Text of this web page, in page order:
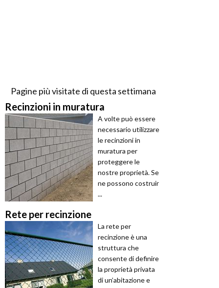
Pagine più visitate di questa settimana
Recinzioni in muratura
A volte può essere
necessario utilizzare
le recinzioni in
muratura per
proteggere le
nostre proprietà. Se
ne possono costruir
...
Rete per recinzione
La rete per
recinzione è una
struttura che
consente di definire
la proprietà privata
di un’abitazione e